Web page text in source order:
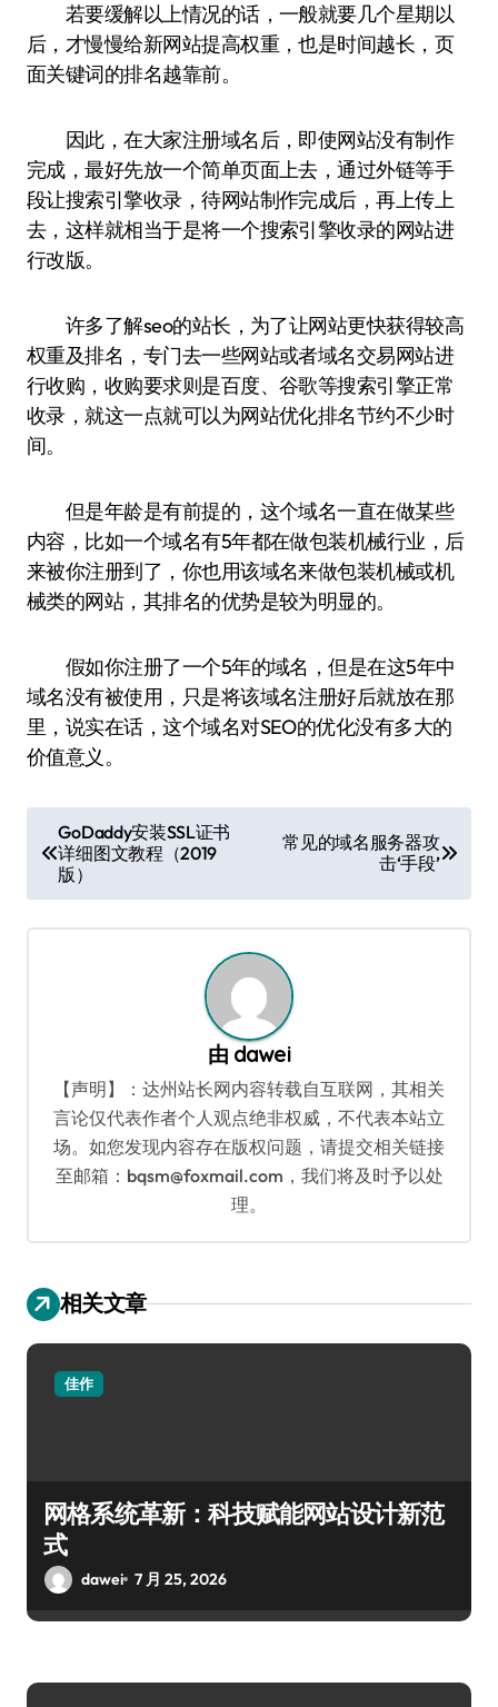
若要缓解以上情况的话，一般就要几个星期以
后，才慢慢给新网站提高权重，也是时间越长，页
面关键词的排名越靠前。
因此，在大家注册域名后，即使网站没有制作
完成，最好先放一个简单页面上去，通过外链等手
段让搜索引擎收录，待网站制作完成后，再上传上
去，这样就相当于是将一个搜索引擎收录的网站进
行改版。
许多了解seo的站长，为了让网站更快获得较高
权重及排名，专门去一些网站或者域名交易网站进
行收购，收购要求则是百度、谷歌等搜索引擎正常
收录，就这一点就可以为网站优化排名节约不少时
间。
但是年龄是有前提的，这个域名一直在做某些
内容，比如一个域名有5年都在做包装机械行业，后
来被你注册到了，你也用该域名来做包装机械或机
械类的网站，其排名的优势是较为明显的。
假如你注册了一个5年的域名，但是在这5年中
域名没有被使用，只是将该域名注册好后就放在那
里，说实在话，这个域名对SEO的优化没有多大的
价值意义。
章
导
航
GoDaddy安装SSL证书
详细图文教程（2019
版）
常见的域名服务器攻
击‘手段’
由 dawei
【声明】：达州站长网内容转载自互联网，其相关
言论仅代表作者个人观点绝非权威，不代表本站立
场。如您发现内容存在版权问题，请提交相关链接
至邮箱：bqsm@foxmail.com，我们将及时予以处
理。
相关文章
佳作
网格系统革新：科技赋能网站设计新范
式
dawei 7 月 25, 2026